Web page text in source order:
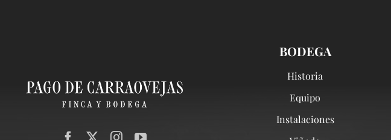
BODEGA
Historia
Equipo
Instalaciones